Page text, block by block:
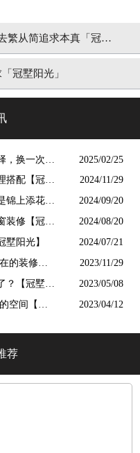
繁从简追求本真「冠墅
冠墅阳光」
换一次用
2025/02/25
搭配【冠墅
2024/11/29
锦上添花
2024/09/20
装修【冠墅
2024/08/20
阳光】 2024/07/21
的装修吗?
2023/11/29
【冠墅阳
2023/05/08
2023/04/12
荐